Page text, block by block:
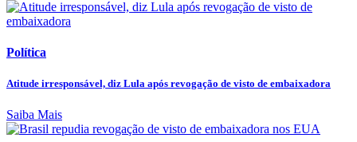
Política
Atitude irresponsável, diz Lula após revogação de visto de embaixadora
Saiba Mais